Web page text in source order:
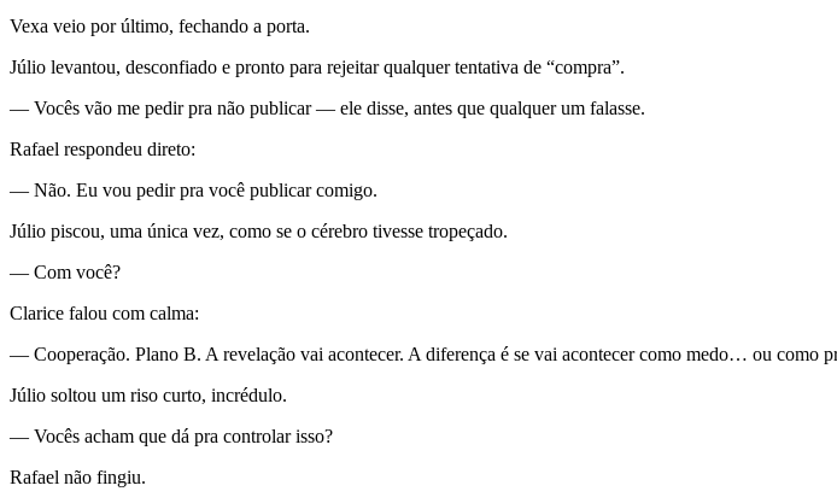
Vexa veio por último, fechando a porta.
Júlio levantou, desconfiado e pronto para rejeitar qualquer tentativa de “compra”.
— Vocês vão me pedir pra não publicar — ele disse, antes que qualquer um falasse.
Rafael respondeu direto:
— Não. Eu vou pedir pra você publicar comigo.
Júlio piscou, uma única vez, como se o cérebro tivesse tropeçado.
— Com você?
Clarice falou com calma:
— Cooperação. Plano B. A revelação vai acontecer. A diferença é se vai acontecer como medo… ou como
Júlio soltou um riso curto, incrédulo.
— Vocês acham que dá pra controlar isso?
Rafael não fingiu.